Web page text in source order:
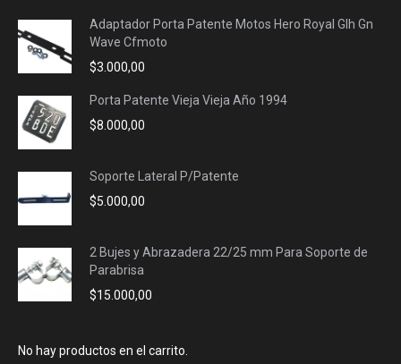
Adaptador Porta Patente Motos Hero Royal Glh Gn
Wave Cfmoto
$3.000,00
Porta Patente Vieja Vieja Año 1994
$8.000,00
Soporte Lateral P/Patente
$5.000,00
2 Bujes y Abrazadera 22/25 mm Para Soporte de
Parabrisa
$15.000,00
No hay productos en el carrito.